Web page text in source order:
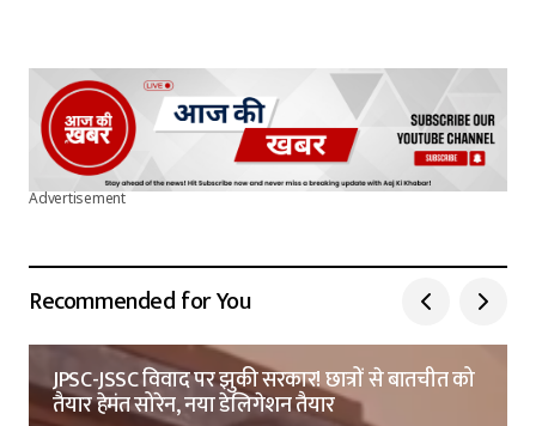
Advertisement
Recommended for You
JPSC-JSSC विवाद पर झुकी सरकार! छात्रों से बातचीत को
तैयार हेमंत सोरेन, नया डेलिगेशन तैयार